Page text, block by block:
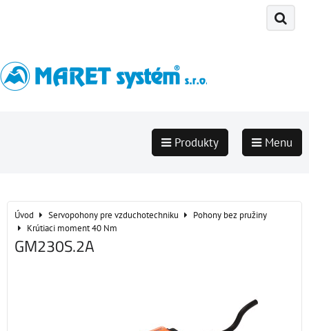
Produkty Menu
Úvod Servopohony pre vzduchotechniku
Pohony bez pružiny
Krútiaci moment 40 Nm
GM230S.2A